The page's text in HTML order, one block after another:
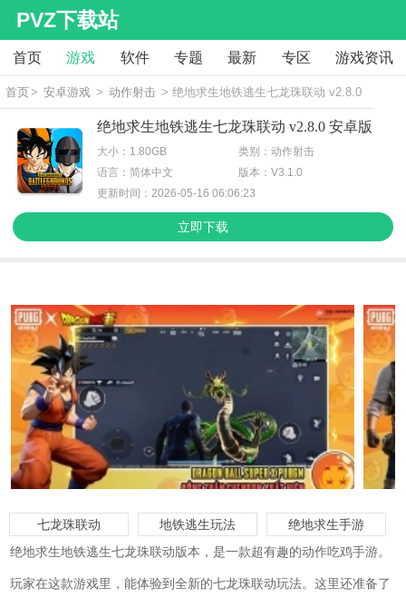
PVZ下载站
首页 游戏 软件 专题 最新 专区 游戏资讯
首页> 安卓游戏 > 动作射击 > 绝地求生地铁逃生七龙珠联动 v2.8.0
绝地求生地铁逃生七龙珠联动 v2.8.0 安卓版
大小：1.80GB
类别：动作射击
语言：简体中文
版本：V3.1.0
更新时间：2026-05-16 06:06:23
立即下载
七龙珠联动 地铁逃生玩法
绝地求生手游
绝地求生地铁逃生七龙珠联动版本，是一款超有趣的动作吃鸡手游。
玩家在这款游戏里，能体验到全新的七龙珠联动玩法。这里还准备了